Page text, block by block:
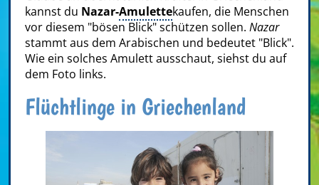
kannst du Nazar-Amulettekaufen, die Menschen
vor diesem "bösen Blick" schützen sollen. Nazar
stammt aus dem Arabischen und bedeutet "Blick".
Wie ein solches Amulett ausschaut, siehst du auf
dem Foto links.
Flüchtlinge in Griechenland